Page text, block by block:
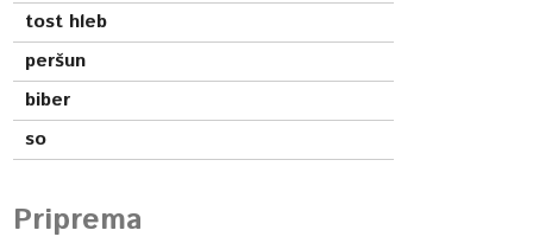
tost hleb
peršun
biber
so
Priprema